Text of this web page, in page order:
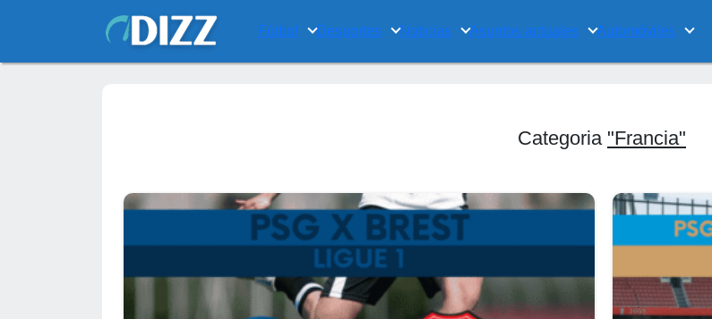
Fútbol Desportes Noticias Asuntos actuales Automóviles
Categoria "Francia"